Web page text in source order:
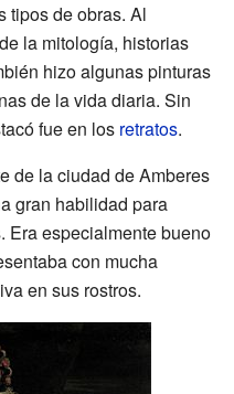
tipos de obras. Al
la mitología, historias
hizo algunas pinturas
de la vida diaria. Sin
fue en los retratos.
de la ciudad de Amberes
gran habilidad para
Era especialmente bueno
con mucha
en sus rostros.